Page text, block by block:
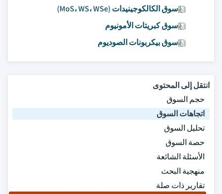
سوق الكالكوجينيدات (MoS، WS، WSe)
سوق كبريتات الأمونيوم
سوق بيكربونات الصوديوم
انتقل إلى المحتوى
حجم السوق
اتجاهات السوق
تحليل السوق
حصة السوق
الأسئلة الشائعة
منهجية البحث
تقارير ذات صلة